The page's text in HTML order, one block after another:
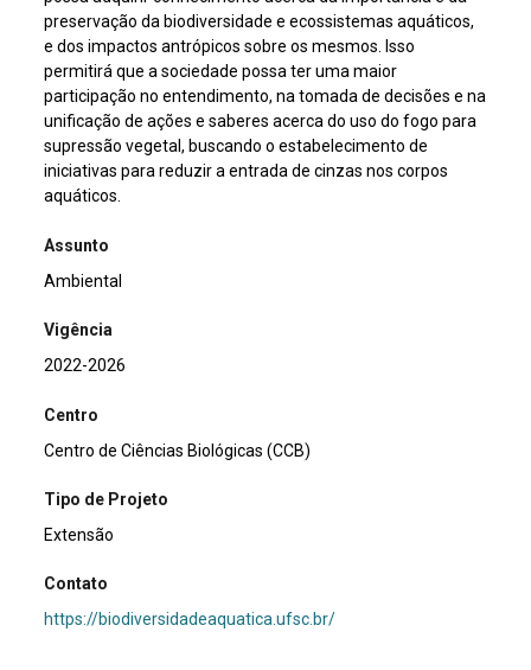
preservação da biodiversidade e ecossistemas aquáticos,
e dos impactos antrópicos sobre os mesmos. Isso
permitirá que a sociedade possa ter uma maior
participação no entendimento, na tomada de decisões e na
unificação de ações e saberes acerca do uso do fogo para
supressão vegetal, buscando o estabelecimento de
iniciativas para reduzir a entrada de cinzas nos corpos
aquáticos.
Assunto
Ambiental
Vigência
2022-2026
Centro
Centro de Ciências Biológicas (CCB)
Tipo de Projeto
Extensão
Contato
https://biodiversidadeaquatica.ufsc.br/